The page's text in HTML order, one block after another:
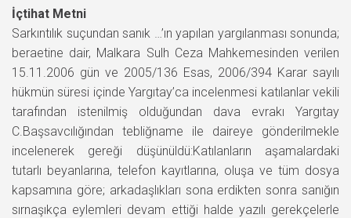
İçtihat Metni
Sarkıntılık suçundan sanık …’ın yapılan yargılanması sonunda;
beraetine dair, Malkara Sulh Ceza Mahkemesinden verilen
15.11.2006 gün ve 2005/136 Esas, 2006/394 Karar sayılı
hükmün süresi içinde Yargıtay’ca incelenmesi katılanlar vekili
tarafından istenilmiş olduğundan dava evrakı Yargıtay
C.Başsavcılığından tebliğname ile daireye gönderilmekle
incelenerek gereği düşünüldü:Katılanların aşamalardaki
tutarlı beyanlarına, telefon kayıtlarına, oluşa ve tüm dosya
kapsamına göre; arkadaşlıkları sona erdikten sonra sanığın
sırnaşıkça eylemleri devam ettiği halde yazılı gerekçelerle